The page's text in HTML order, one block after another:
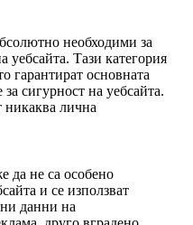
необходими за
Тази категория
гарантират основната
сигурност на уебсайта.
никаква лична
да не са особено
и се използват
данни на